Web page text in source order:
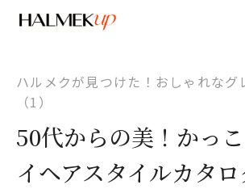
ハルメクが見つけた！おしゃれなグ
（1）
50代からの美！かっ
イヘアスタイルカタ